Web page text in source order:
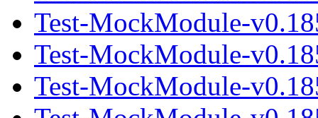
Test-MockModule-
Test-MockModule-
Test-MockModule-